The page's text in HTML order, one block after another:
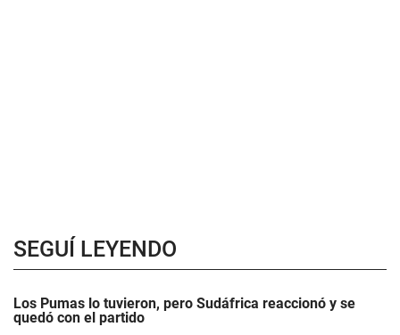
SEGUÍ LEYENDO
Los Pumas lo tuvieron, pero Sudáfrica reaccionó y se
quedó con el partido